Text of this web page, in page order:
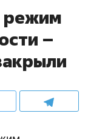
режим
–